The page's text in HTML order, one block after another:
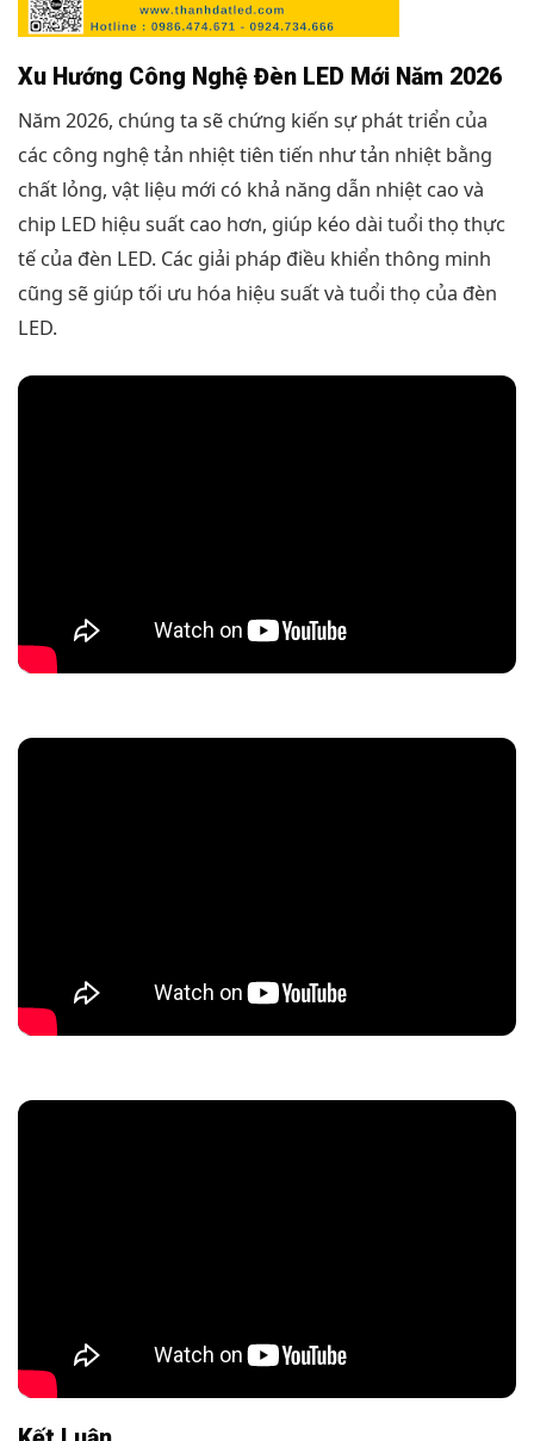
Xu Hướng Công Nghệ Đèn LED Mới Năm 2026
Năm 2026, chúng ta sẽ chứng kiến sự phát triển của
các công nghệ tản nhiệt tiên tiến như tản nhiệt bằng
chất lỏng, vật liệu mới có khả năng dẫn nhiệt cao và
chip LED hiệu suất cao hơn, giúp kéo dài tuổi thọ thực
tế của đèn LED. Các giải pháp điều khiển thông minh
cũng sẽ giúp tối ưu hóa hiệu suất và tuổi thọ của đèn
LED.